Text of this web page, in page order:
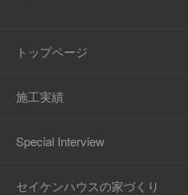
トップページ
施工実績
Special Interview
セイケンハウスの家づくり